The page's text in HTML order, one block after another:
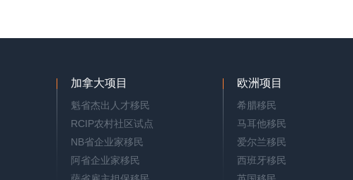
加拿大项目
魁省杰出人才移民
RCIP农村社区试点
NB省企业家移民
阿省企业家移民
欧洲项目
希腊移民
马耳他移民
爱尔兰移民
西班牙移民